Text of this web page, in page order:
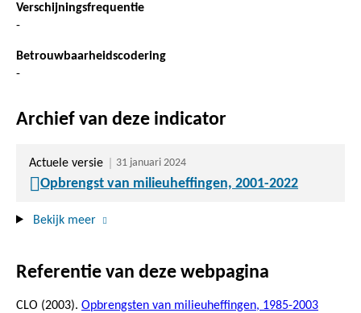
Verschijningsfrequentie
-
Betrouwbaarheidscodering
-
Archief van deze indicator
Actuele versie 31 januari 2024
Opbrengst van milieuheffingen, 2001-2022
Bekijk meer
Referentie van deze webpagina
CLO (2003). Opbrengsten van milieuheffingen, 1985-2003